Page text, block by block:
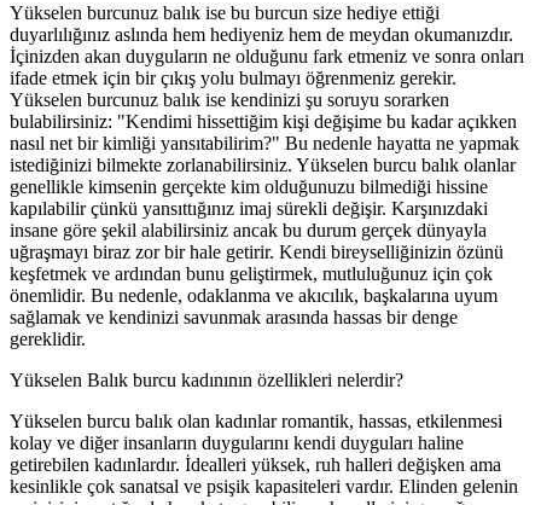
Yükselen burcunuz balık ise bu burcun size hediye ettiği
duyarlılığınız aslında hem hediyeniz hem de meydan okumanızdır.
İçinizden akan duyguların ne olduğunu fark etmeniz ve sonra onları
ifade etmek için bir çıkış yolu bulmayı öğrenmeniz gerekir.
Yükselen burcunuz balık ise kendinizi şu soruyu sorarken
bulabilirsiniz: "Kendimi hissettiğim kişi değişime bu kadar açıkken
nasıl net bir kimliği yansıtabilirim?" Bu nedenle hayatta ne yapmak
istediğinizi bilmekte zorlanabilirsiniz. Yükselen burcu balık olanlar
genellikle kimsenin gerçekte kim olduğunuzu bilmediği hissine
kapılabilir çünkü yansıttığınız imaj sürekli değişir. Karşınızdaki
insane göre şekil alabilirsiniz ancak bu durum gerçek dünyayla
uğraşmayı biraz zor bir hale getirir. Kendi bireyselliğinizin özünü
keşfetmek ve ardından bunu geliştirmek, mutluluğunuz için çok
önemlidir. Bu nedenle, odaklanma ve akıcılık, başkalarına uyum
sağlamak ve kendinizi savunmak arasında hassas bir denge
gereklidir.
Yükselen Balık burcu kadınının özellikleri nelerdir?
Yükselen burcu balık olan kadınlar romantik, hassas, etkilenmesi
kolay ve diğer insanların duygularını kendi duyguları haline
getirebilen kadınlardır. İdealleri yüksek, ruh halleri değişken ama
kesinlikle çok sanatsal ve psişik kapasiteleri vardır. Elinden gelenin